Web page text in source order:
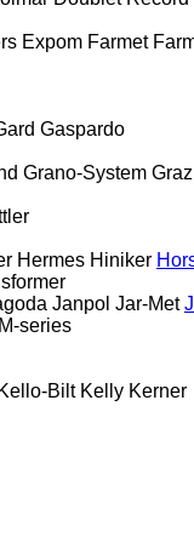
Expom Farmet
Gaspardo
Grano-System
Hermes Hiniker
Janpol Jar-Met
M-series
Kello-Bilt Kelly Kerner